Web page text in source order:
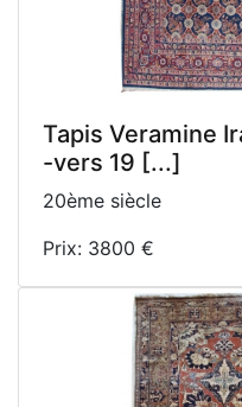
Tapis Veramine
-vers 19 [...]
20ème siècle
Prix: 3800 €